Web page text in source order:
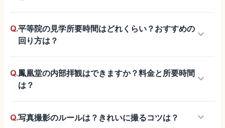
Q.平等院の見学所要時間はどれくらい？おすすめの
回り方は？
keyboard_arrow_down
Q.鳳凰堂の内部拝観はできますか？料金と所要時間
は？
keyboard_arrow_down
Q.写真撮影のルールは？きれいに撮るコツは？ keyboard_arrow_down